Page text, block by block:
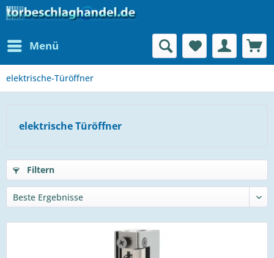
Menü
elektrische-Türöffner
elektrische Türöffner
Filtern